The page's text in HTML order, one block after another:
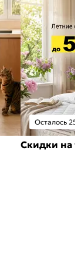
Осталось 25
Скидки на